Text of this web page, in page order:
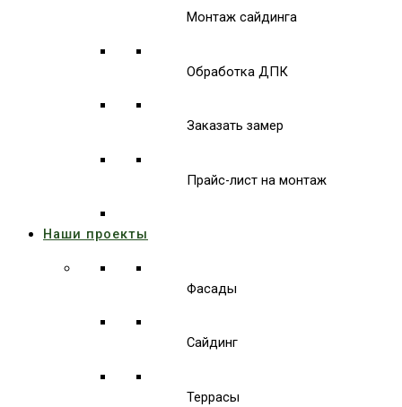
Монтаж сайдинга
Обработка ДПК
Заказать замер
Прайс-лист на монтаж
Наши проекты
Фасады
Сайдинг
Террасы